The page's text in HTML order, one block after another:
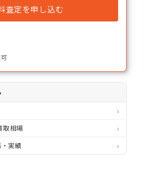
査定を申し込む
取相場
実績